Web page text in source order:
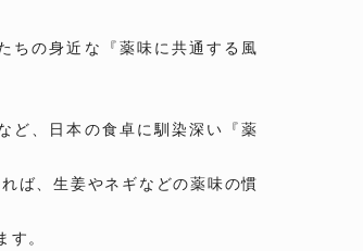
ちの身近な『薬味に共通する風
ど、日本の食卓に馴染深い『薬
ば、生姜やネギなどの薬味の慣
す。